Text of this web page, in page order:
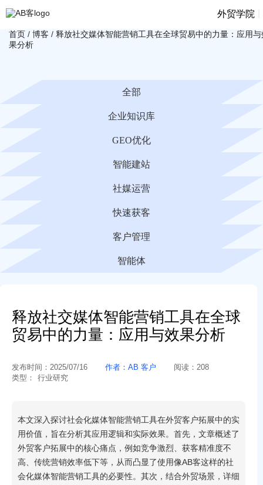
外贸学院
首页 / 博客 / 释放社交媒体智能营销工具在全球贸易中的力量：应用与
果分析
全部
企业知识库
GEO优化
智能建站
社媒运营
快速获客
客户管理
智能体
释放社交媒体智能营销工具在全球
贸易中的力量：应用与效果分析
发布时间： 2025/07/16 作者： AB 客户 阅读： 208
类型：
行业研究
本文深入探讨社会化媒体智能营销工具在外贸客户拓展中的实
用价值，旨在分析其应用逻辑和实际效果。首先，文章概述了
外贸客户拓展中的核心痛点，例如竞争激烈、获客精准度不
高、传统营销效率低下等，从而凸显了使用像AB客这样的社
会化媒体智能营销工具的必要性。其次，结合外贸场景，详细